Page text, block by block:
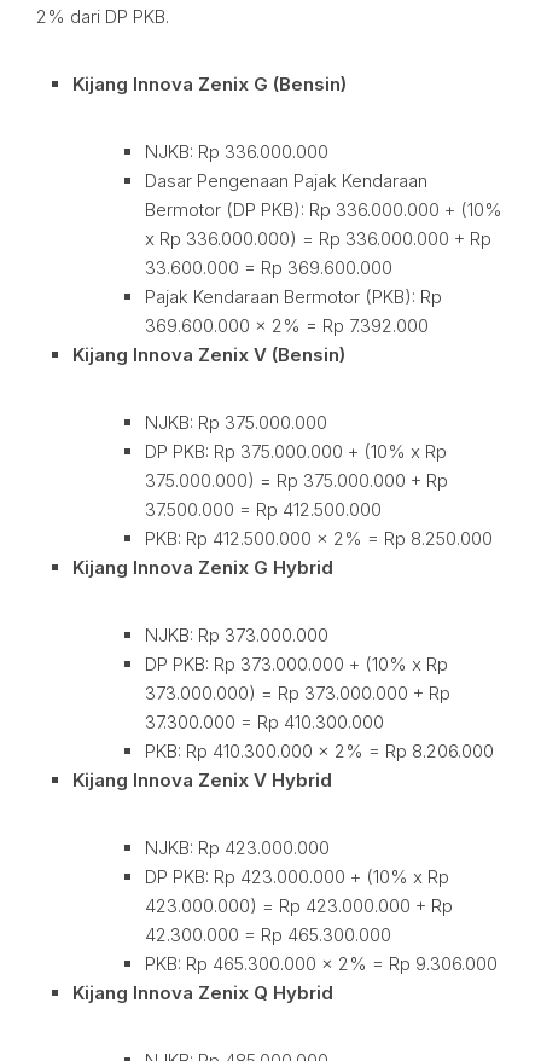
2% dari DP PKB.
Kijang Innova Zenix G (Bensin)
NJKB: Rp 336.000.000
Dasar Pengenaan Pajak Kendaraan
Bermotor (DP PKB): Rp 336.000.000 + (10%
x Rp 336.000.000) = Rp 336.000.000 + Rp
33.600.000 = Rp 369.600.000
Pajak Kendaraan Bermotor (PKB): Rp
369.600.000 x 2% = Rp 7.392.000
Kijang Innova Zenix V (Bensin)
NJKB: Rp 375.000.000
DP PKB: Rp 375.000.000 + (10% x Rp
375.000.000) = Rp 375.000.000 + Rp
37.500.000 = Rp 412.500.000
PKB: Rp 412.500.000 x 2% = Rp 8.250.000
Kijang Innova Zenix G Hybrid
NJKB: Rp 373.000.000
DP PKB: Rp 373.000.000 + (10% x Rp
373.000.000) = Rp 373.000.000 + Rp
37.300.000 = Rp 410.300.000
PKB: Rp 410.300.000 x 2% = Rp 8.206.000
Kijang Innova Zenix V Hybrid
NJKB: Rp 423.000.000
DP PKB: Rp 423.000.000 + (10% x Rp
423.000.000) = Rp 423.000.000 + Rp
42.300.000 = Rp 465.300.000
PKB: Rp 465.300.000 x 2% = Rp 9.306.000
Kijang Innova Zenix Q Hybrid